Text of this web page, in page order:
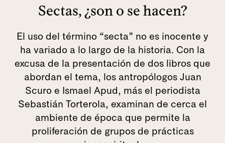
Sectas, ¿son o se hacen?
El uso del término “secta” no es inocente y
ha variado a lo largo de la historia. Con la
excusa de la presentación de dos libros que
abordan el tema, los antropólogos Juan
Scuro e Ismael Apud, más el periodista
Sebastián Torterola, examinan de cerca el
ambiente de época que permite la
proliferación de grupos de prácticas